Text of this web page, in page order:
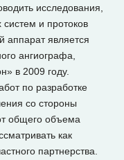
исследования,
систем и протоков
аппарат является
ангиографа,
в 2009 году.
по разработке
со стороны
общего объема
как
партнерства.